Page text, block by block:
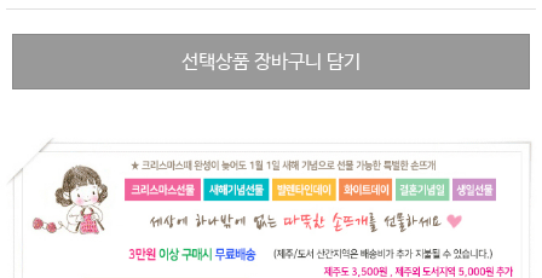
선택상품 장바구니 담기